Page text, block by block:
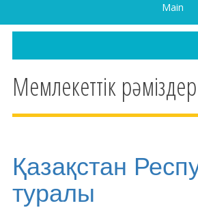
Main
Мемлекеттік
Қазақстан
туралы